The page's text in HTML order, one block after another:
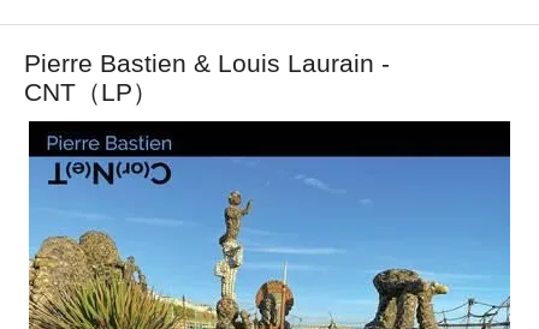
Pierre Bastien & Louis Laurain -
CNT（LP）